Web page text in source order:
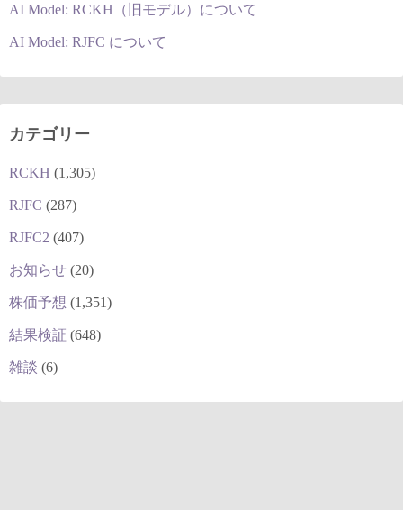
AI Model: RCKH（旧モデル）について
AI Model: RJFC について
カテゴリー
RCKH (1,305)
RJFC (287)
RJFC2 (407)
お知らせ (20)
株価予想 (1,351)
結果検証 (648)
雑談 (6)